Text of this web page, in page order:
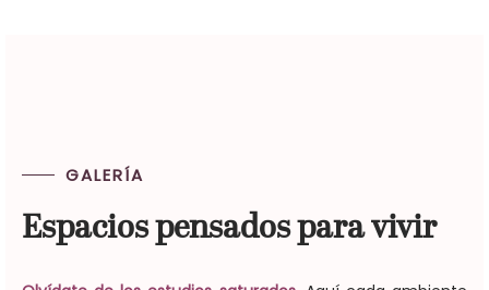
GALERÍA
Espacios pensados para vivir